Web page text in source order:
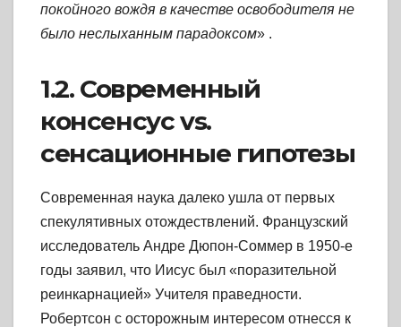
покойного вождя в качестве освободителя не
было неслыханным парадоксом» .
1.2. Современный
консенсус vs.
сенсационные гипотезы
Современная наука далеко ушла от первых
спекулятивных отождествлений. Французский
исследователь Андре Дюпон-Соммер в 1950-е
годы заявил, что Иисус был «поразительной
реинкарнацией» Учителя праведности.
Робертсон с осторожным интересом отнесся к